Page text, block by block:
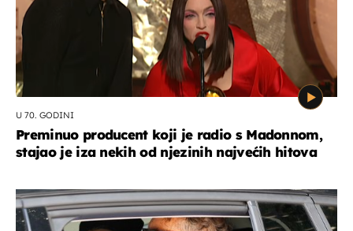
U 70. GODINI
Preminuo producent koji je radio s Madonnom,
stajao je iza nekih od njezinih najvećih hitova